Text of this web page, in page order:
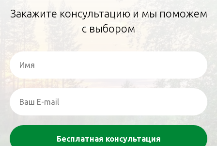
Закажите консультацию и мы поможем
с выбором
Бесплатная консультация